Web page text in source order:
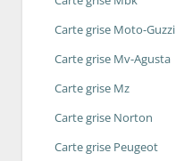
Carte grise Moto-Guzzi
Carte grise Mv-Agusta
Carte grise Mz
Carte grise Norton
Carte grise Peugeot